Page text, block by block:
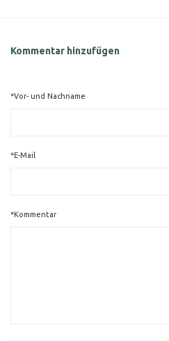
Kommentar hinzufügen
*Vor- und Nachname
*E-Mail
*Kommentar